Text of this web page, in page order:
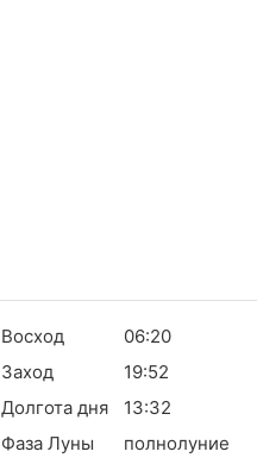
Восход
06:20
Заход
19:52
Долгота дня
13:32
Фаза Луны
полнолуние